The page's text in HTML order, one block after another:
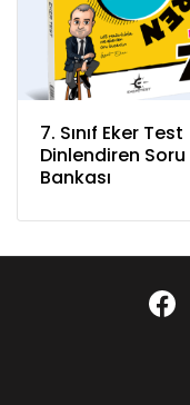
7. Sınıf Eker Test
Dinlendiren Soru
Bankası